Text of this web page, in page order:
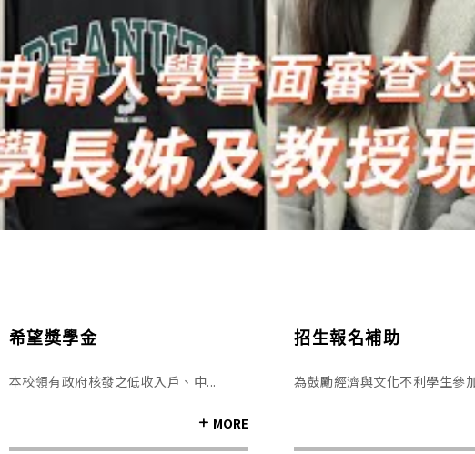
希望獎學金
本校領有政府核發之低收入戶、中...
MORE
招生報名補助
為鼓勵經濟與文化不利學生參